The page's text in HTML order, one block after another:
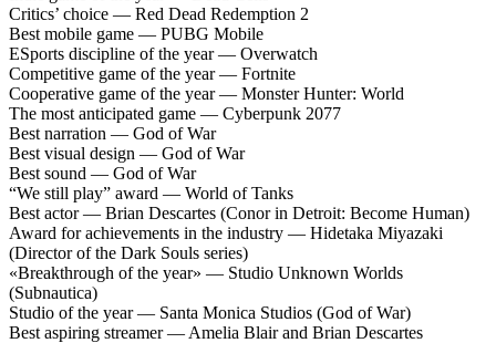
Critics’ choice — Red Dead Redemption 2
Best mobile game — PUBG Mobile
ESports discipline of the year — Overwatch
Competitive game of the year — Fortnite
Cooperative game of the year — Monster Hunter: World
The most anticipated game — Cyberpunk 2077
Best narration — God of War
Best visual design — God of War
Best sound — God of War
“We still play” award — World of Tanks
Best actor — Brian Descartes (Conor in Detroit: Become Human)
Award for achievements in the industry — Hidetaka Miyazaki
(Director of the Dark Souls series)
«Breakthrough of the year» — Studio Unknown Worlds
(Subnautica)
Studio of the year — Santa Monica Studios (God of War)
Best aspiring streamer — Amelia Blair and Brian Descartes